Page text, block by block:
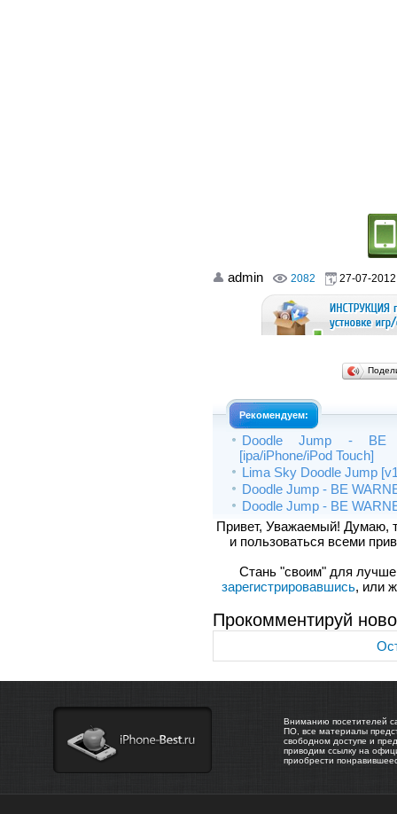
admin 2082 27-07-
Рекомендуем:
Doodle Jump - BE
[ipa/iPhone/iPod Touch]
Lima Sky Doodle Jump
Doodle Jump - BE
Doodle Jump - BE
Привет, Уважаемый! Думаю,
и пользоваться всеми
Стань "своим" для
зарегистрировавшись, или
Прокомментируй
Вниманию посетителей
ПО, все материалы
свободном доступе и
приводим ссылку на
приобрести